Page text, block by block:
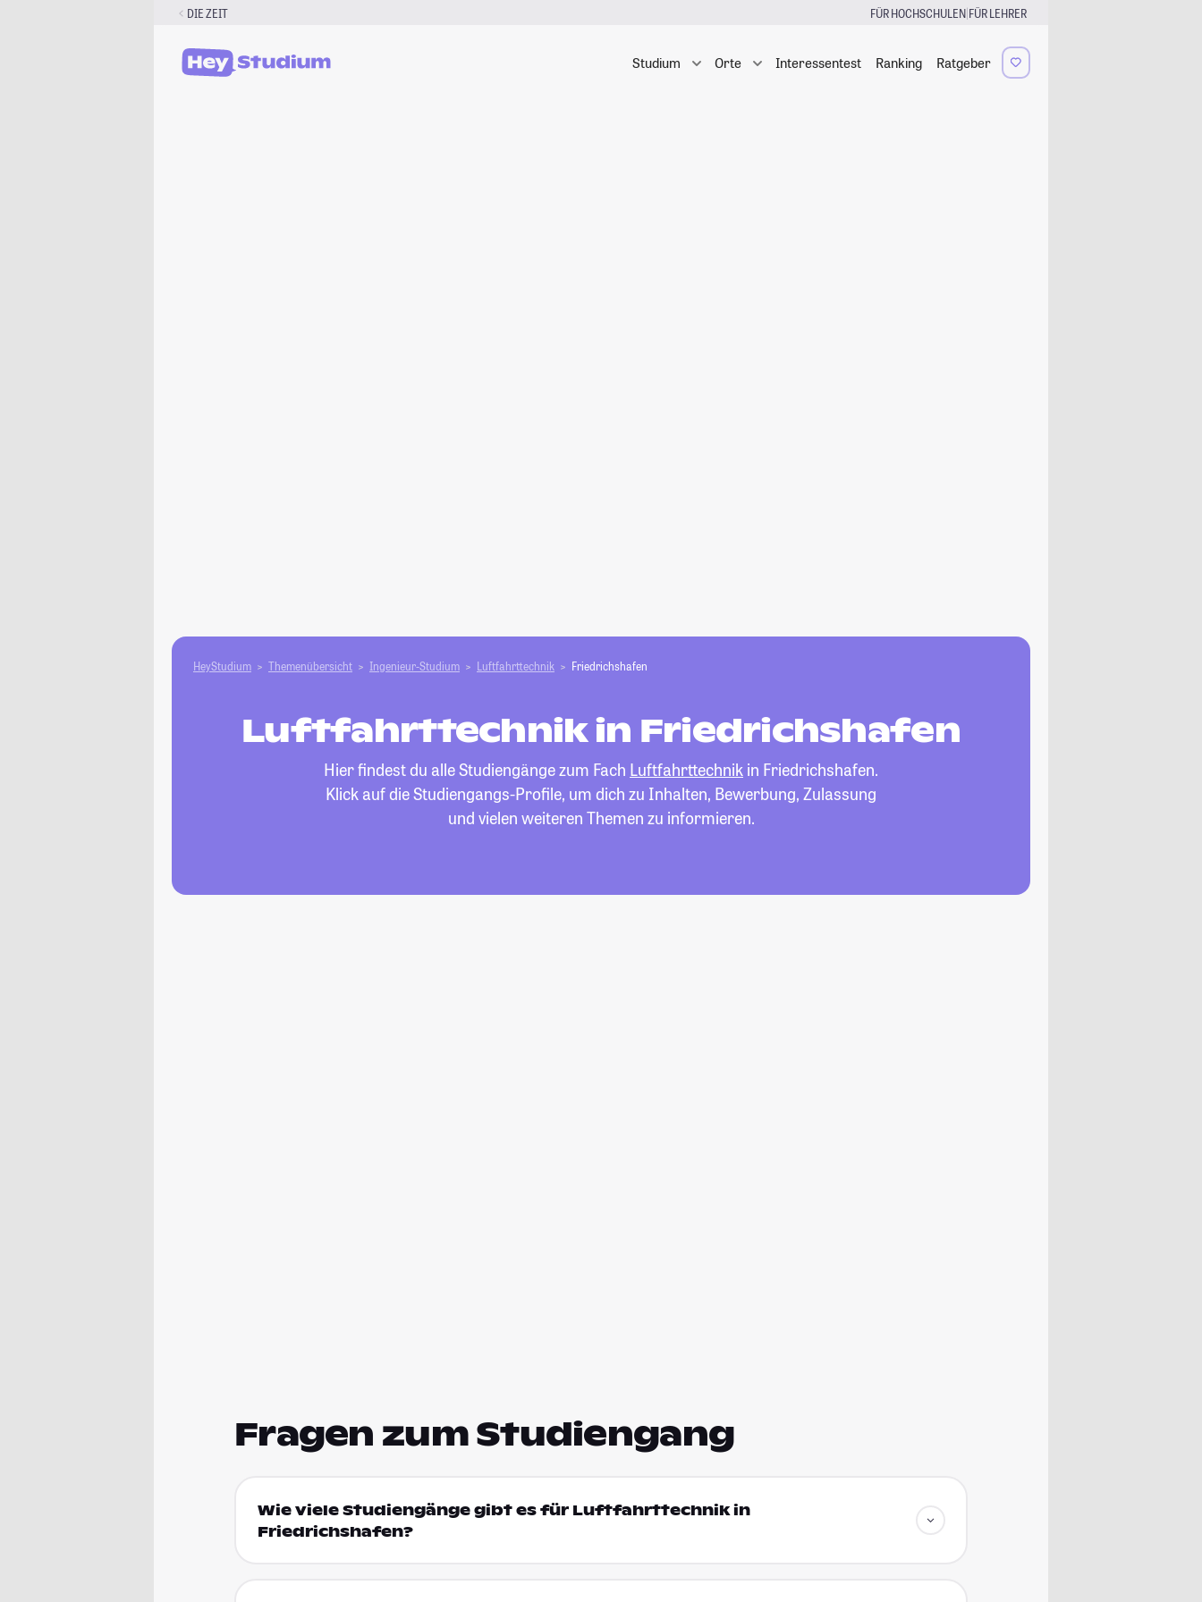
DIE ZEIT FÜR HOCHSCHULEN|FÜR LEHRER
Studium Orte Interessentest Ranking Ratgeber
HeyStudium Themenübersicht Ingenieur-Studium Luftfahrttechnik Friedrichshafen
Luftfahrttechnik in Friedrichshafen
Hier findest du alle Studiengänge zum Fach Luftfahrttechnik in Friedrichshafen.
Klick auf die Studiengangs-Profile, um dich zu Inhalten, Bewerbung, Zulassung
und vielen weiteren Themen zu informieren.
Fragen zum Studiengang
Wie viele Studiengänge gibt es für Luftfahrttechnik in
Friedrichshafen?